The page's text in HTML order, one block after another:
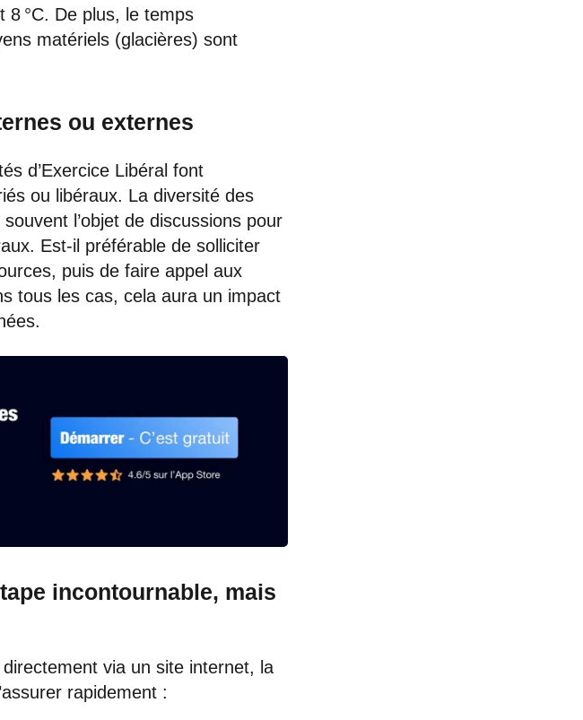
8 °C. De plus, le temps
matériels (glacières) sont
ou externes
d’Exercice Libéral font
ou libéraux. La diversité des
l’objet de discussions pour
Est-il préférable de solliciter
puis de faire appel aux
tous les cas, cela aura un impact
incontournable, mais
via un site internet, la
rapidement :